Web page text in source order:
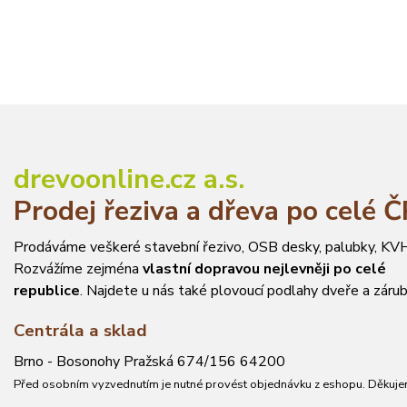
drevoonline.cz a.s.
Prodej řeziva a dřeva po celé
Prodáváme veškeré stavební řezivo, OSB desky, palubky,
Rozvážíme zejména vlastní dopravou nejlevněji po celé
republice. Najdete u nás také plovoucí podlahy dveře a
Centrála a sklad
Brno - Bosonohy Pražská 674/156 64200
Před osobním vyzvednutím je nutné provést objednávku z eshopu.